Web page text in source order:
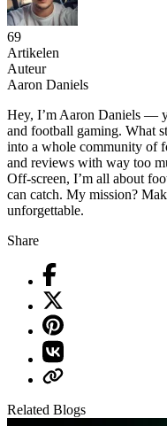
69
Artikelen
Auteur
Aaron Daniels
Hey, I’m Aaron Daniels —
and football gaming. What
into a whole community of
and reviews with way too
Off-screen, I’m all about
can catch. My mission?
unforgettable.
Share
Related Blogs